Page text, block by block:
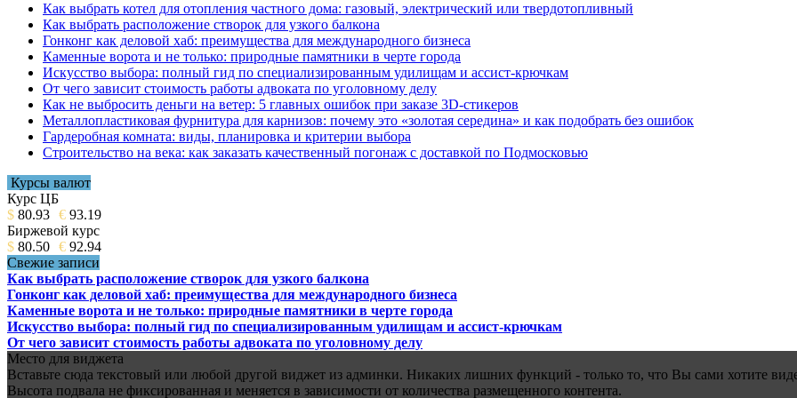
Как выбрать котел для отопления частного дома: газовый, электрический или твердотопливный
Как выбрать расположение створок для узкого балкона
Гонконг как деловой хаб: преимущества для международного бизнеса
Каменные ворота и не только: природные памятники в черте города
Искусство выбора: полный гид по специализированным удилищам и ассист-крючкам
От чего зависит стоимость работы адвоката по уголовному делу
Как не выбросить деньги на ветер: 5 главных ошибок при заказе 3D-стикеров
Металлопластиковая фурнитура для карнизов: почему это «золотая середина» и как подобрать без ошибок
Гардеробная комната: виды, планировка и критерии выбора
Строительство на века: как заказать качественный погонаж с доставкой по Подмосковью
Курсы валют
Курс ЦБ
$ 80.93 € 93.19
Биржевой курс
$ 80.50 € 92.94
Свежие записи
Как выбрать расположение створок для узкого балкона
Гонконг как деловой хаб: преимущества для международного бизнеса
Каменные ворота и не только: природные памятники в черте города
Искусство выбора: полный гид по специализированным удилищам и ассист-крючкам
От чего зависит стоимость работы адвоката по уголовному делу
Место для виджета
Вставьте сюда текстовый или любой другой виджет из админки. Никаких лишних функций - только то, что Вы сами хотите
Высота подвала не фиксированная и меняется в зависимости от количества размещенного контента.